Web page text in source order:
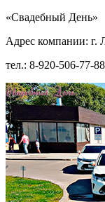
«Свадебный День»
Адрес компании: г.
тел.: 8-920-506-77-88